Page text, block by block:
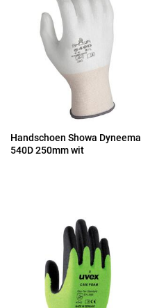
Handschoen Showa Dyneema
540D 250mm wit